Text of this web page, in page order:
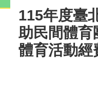
115年度臺
助民間體育
體育活動經